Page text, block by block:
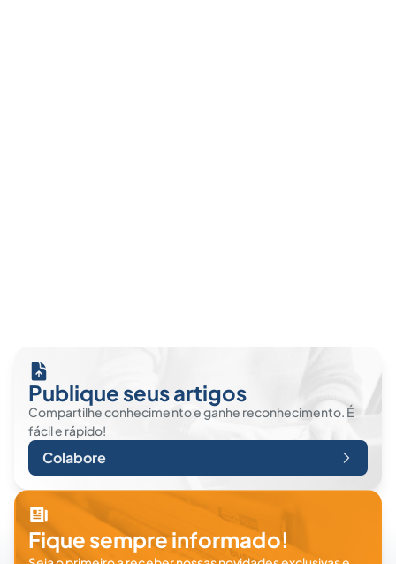
Publique seus artigos
Compartilhe conhecimento e ganhe reconhecimento. É
fácil e rápido!
Colabore
Fique sempre informado!